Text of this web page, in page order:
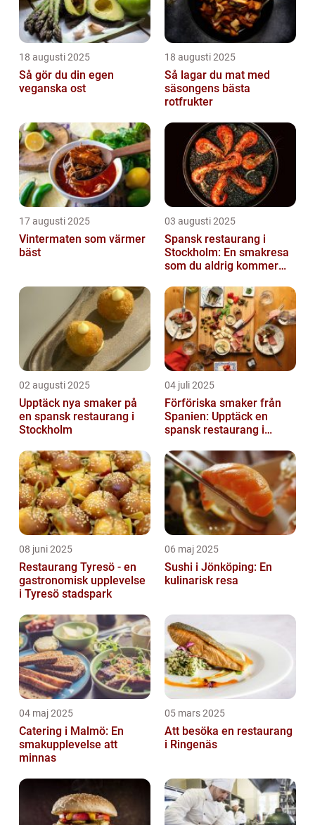
18 augusti 2025
Så gör du din egen
veganska ost
18 augusti 2025
Så lagar du mat med
säsongens bästa
rotfrukter
17 augusti 2025
Vintermaten som värmer
bäst
03 augusti 2025
Spansk restaurang i
Stockholm: En smakresa
som du aldrig kommer
02 augusti 2025
Upptäck nya smaker på
en spansk restaurang i
Stockholm
04 juli 2025
Förföriska smaker från
Spanien: Upptäck en
spansk restaurang i
08 juni 2025
Restaurang Tyresö - en
gastronomisk upplevelse
i Tyresö stadspark
06 maj 2025
Sushi i Jönköping: En
kulinarisk resa
04 maj 2025
Catering i Malmö: En
smakupplevelse att
minnas
05 mars 2025
Att besöka en restaurang
i Ringenäs